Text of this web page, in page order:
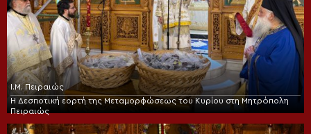
Ι.Μ. Πειραιώς
Η Δεσποτική εορτή της Μεταμορφώσεως του Κυρίου στη Μητρόπολη
Πειραιώς